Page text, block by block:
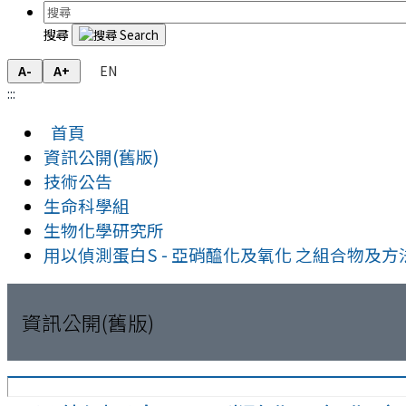
搜尋
A- A+
EN
:::
首頁
資訊公開(舊版)
技術公告
生命科學組
生物化學研究所
用以偵測蛋白S - 亞硝醯化及氧化 之組合物及方
資訊公開(舊版)